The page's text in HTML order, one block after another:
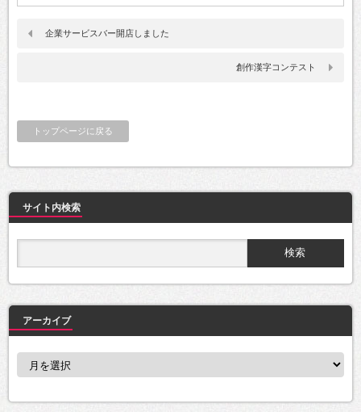
企業サービスバー開店しました
創作漢字コンテスト
トップページに戻る
サイト内検索
アーカイブ
ア
ブ